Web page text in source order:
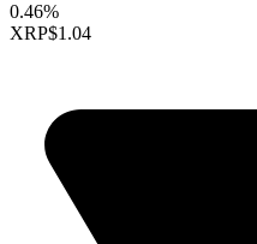
0.46%
XRP$1.04